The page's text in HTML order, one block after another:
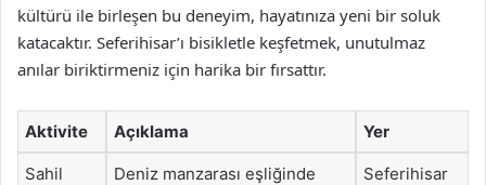
kültürü ile birleşen bu deneyim, hayatınıza yeni bir soluk
katacaktır. Seferihisar’ı bisikletle keşfetmek, unutulmaz
anılar biriktirmeniz için harika bir fırsattır.
Aktivite Açıklama Yer
Sahil
Deniz manzarası eşliğinde
Seferihisar